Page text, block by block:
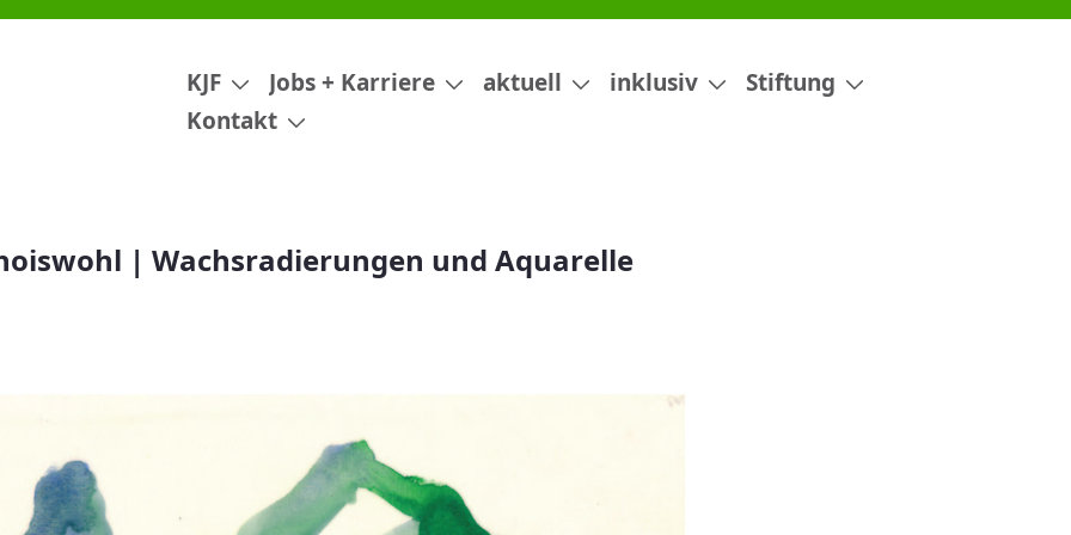
und Aquarelle
KJF Jobs + Karriere aktuell inklusiv
Stiftung
Kontakt
| Wachsradierungen und Aquarelle